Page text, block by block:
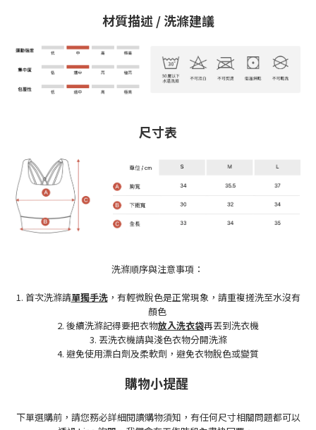
材質描述 / 洗滌建議
尺寸表
洗滌順序與注意事項：
1. 首次洗滌請單獨手洗，有輕微脫色是正常現象，請重複搓洗至水沒有
顏色
2. 後續洗滌記得要把衣物放入洗衣袋再丟到洗衣機
3. 丟洗衣機請與淺色衣物分開洗滌
4. 避免使用漂白劑及柔軟劑，避免衣物脫色或變質
購物小提醒
下單選購前，請您務必詳細閱讀購物須知，有任何尺寸相關問題都可以